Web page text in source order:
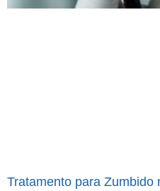
Tratamento para Zumbido